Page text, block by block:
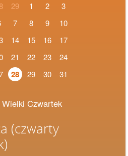
29 1 2
3
7 8 9
10
14 15 16
17
21 22 23
24
28 29 30 31
Czwartek
(czwarty